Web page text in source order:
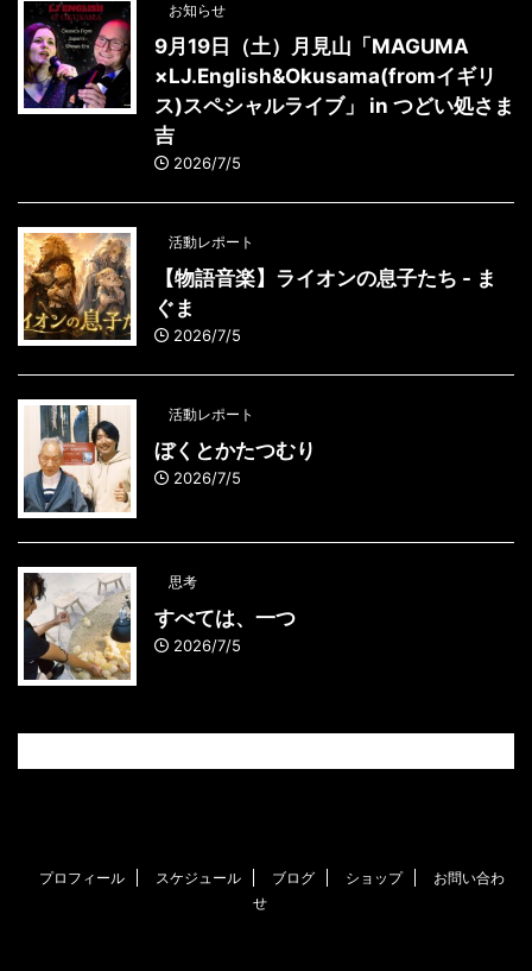
お知らせ
9月19日（土）月見山「MAGUMA
×LJ.English&Okusama(fromイギリ
ス)スペシャルライブ」 in つどい処さま
吉
2026/7/5
活動レポート
【物語音楽】ライオンの息子たち - ま
ぐま
2026/7/5
活動レポート
ぼくとかたつむり
2026/7/5
思考
すべては、一つ
2026/7/5
プロフィール スケジュール ブログ ショップ
お問い合わ
せ